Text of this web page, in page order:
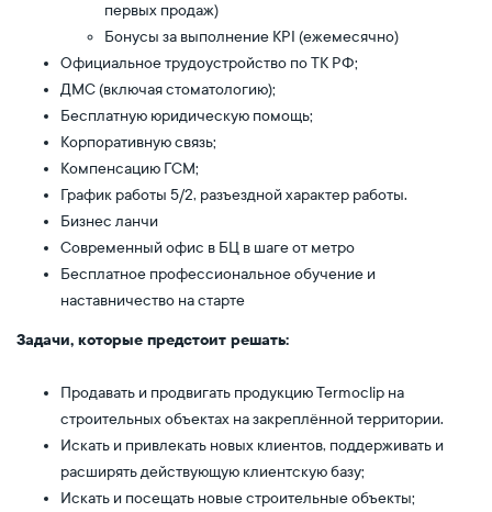
первых продаж)
Бонусы за выполнение KPI (ежемесячно)
Официальное трудоустройство по ТК РФ;
ДМС (включая стоматологию);
Бесплатную юридическую помощь;
Корпоративную связь;
Компенсацию ГСМ;
График работы 5/2, разъездной характер работы.
Бизнес ланчи
Современный офис в БЦ в шаге от метро
Бесплатное профессиональное обучение и
наставничество на старте
Задачи, которые предстоит решать:
Продавать и продвигать продукцию Termoclip на
строительных объектах на закреплённой территории.
Искать и привлекать новых клиентов, поддерживать и
расширять действующую клиентскую базу;
Искать и посещать новые строительные объекты;